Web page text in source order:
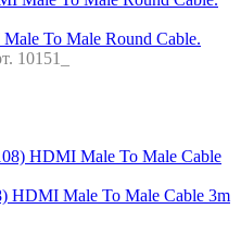
To Male Round Cable.
10151_
HDMI Male To Male Cable 3m